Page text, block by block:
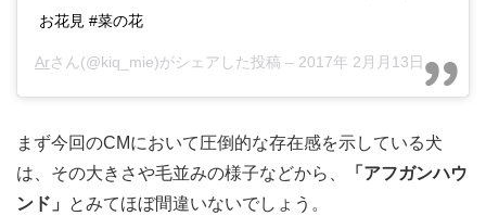
お花見 #菜の花
Arさん(@kiq_mie)がシェアした投稿 – 2017年 2月月13日午後8時59分PST
まず今回のCMにおいて圧倒的な存在感を示している犬
は、その大きさや毛並みの様子などから、
「アフガンハウ
ンド」
とみてほぼ間違いないでしょう。